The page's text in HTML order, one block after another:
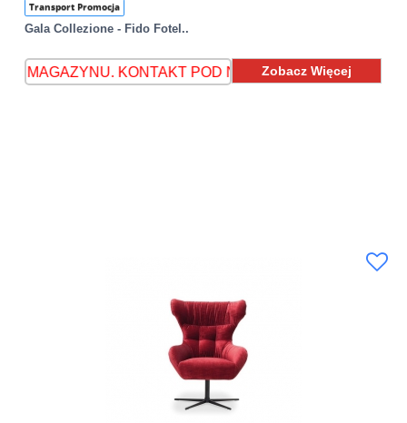
Transport Promocja
Gala Collezione - Fido Fotel..
KONTAKT POD NUMEREM 608 893 118 MEBLE
Zobacz Więcej